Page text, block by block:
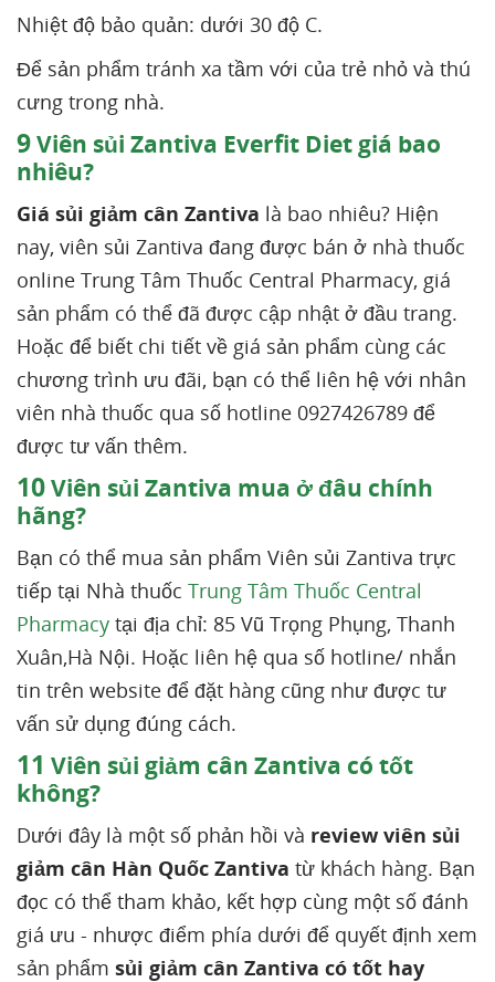
Nhiệt độ bảo quản: dưới 30 độ C.
Để sản phẩm tránh xa tầm với của trẻ nhỏ và thú
cưng trong nhà.
9Viên sủi Zantiva Everfit Diet giá bao
nhiêu?
Giá sủi giảm cân Zantiva là bao nhiêu? Hiện
nay, viên sủi Zantiva đang được bán ở nhà thuốc
online Trung Tâm Thuốc Central Pharmacy, giá
sản phẩm có thể đã được cập nhật ở đầu trang.
Hoặc để biết chi tiết về giá sản phẩm cùng các
chương trình ưu đãi, bạn có thể liên hệ với nhân
viên nhà thuốc qua số hotline 0927426789 để
được tư vấn thêm.
10Viên sủi Zantiva mua ở đâu chính
hãng?
Bạn có thể mua sản phẩm Viên sủi Zantiva trực
tiếp tại Nhà thuốc Trung Tâm Thuốc Central
Pharmacy tại địa chỉ: 85 Vũ Trọng Phụng, Thanh
Xuân,Hà Nội. Hoặc liên hệ qua số hotline/ nhắn
tin trên website để đặt hàng cũng như được tư
vấn sử dụng đúng cách.
11 Viên sủi giảm cân Zantiva có tốt
không?
Dưới đây là một số phản hồi và review viên sủi
giảm cân Hàn Quốc Zantiva từ khách hàng. Bạn
đọc có thể tham khảo, kết hợp cùng một số đánh
giá ưu - nhược điểm phía dưới để quyết định xem
sản phẩm sủi giảm cân Zantiva có tốt hay